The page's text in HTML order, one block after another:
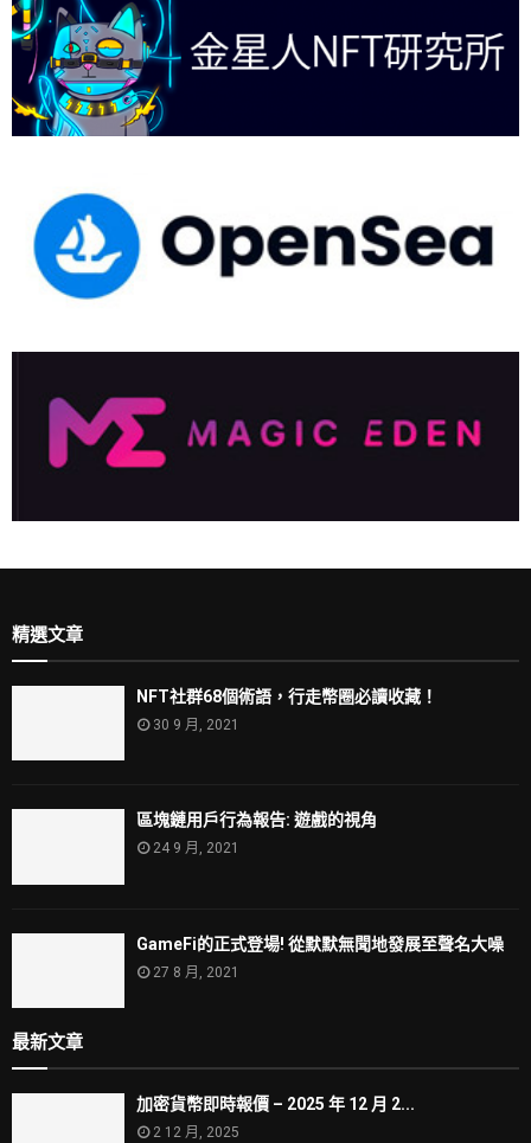
精選文章
NFT社群68個術語，行走幣圈必讀收藏！
30 9 月, 2021
區塊鏈用戶行為報告: 遊戲的視角
24 9 月, 2021
GameFi的正式登場! 從默默無聞地發展至聲名大噪
27 8 月, 2021
最新文章
加密貨幣即時報價 – 2025 年 12 月 2...
2 12 月, 2025